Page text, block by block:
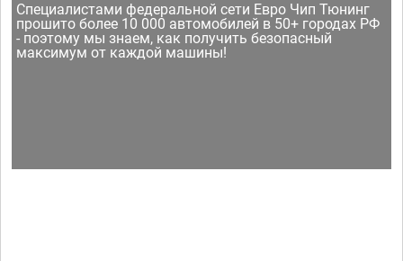
Специалистами федеральной сети Евро Чип Тюнинг
прошито более 10 000 автомобилей в 50+ городах РФ
- поэтому мы знаем, как получить безопасный
максимум от каждой машины!